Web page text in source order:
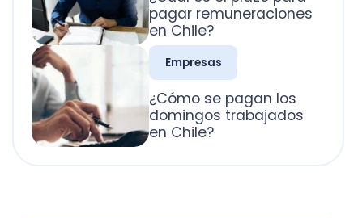
domingos trabajados
en Chile?